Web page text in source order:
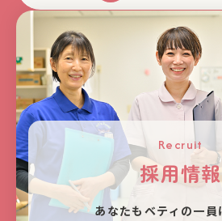
Recruit
採用情報
あなたもベティの⼀員